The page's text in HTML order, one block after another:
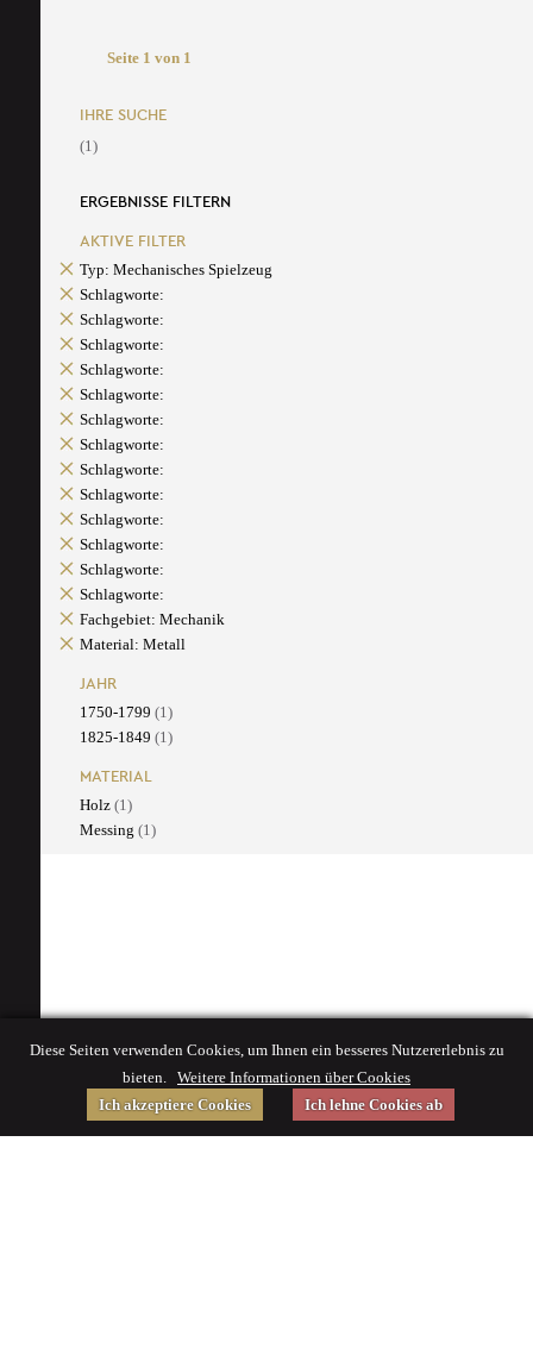
Seite 1 von 1
IHRE SUCHE
(1)
ERGEBNISSE FILTERN
AKTIVE FILTER
Typ: Mechanisches Spielzeug
Schlagworte:
Schlagworte:
Schlagworte:
Schlagworte:
Schlagworte:
Schlagworte:
Schlagworte:
Schlagworte:
Schlagworte:
Schlagworte:
Schlagworte:
Schlagworte:
Schlagworte:
Fachgebiet: Mechanik
Material: Metall
JAHR
1750-1799 (1)
1825-1849 (1)
MATERIAL
Holz (1)
Messing (1)
Diese Seiten verwenden Cookies, um Ihnen ein besseres Nutzererlebnis zu
bieten. Weitere Informationen über Cookies
Ich akzeptiere Cookies
Ich lehne Cookies ab